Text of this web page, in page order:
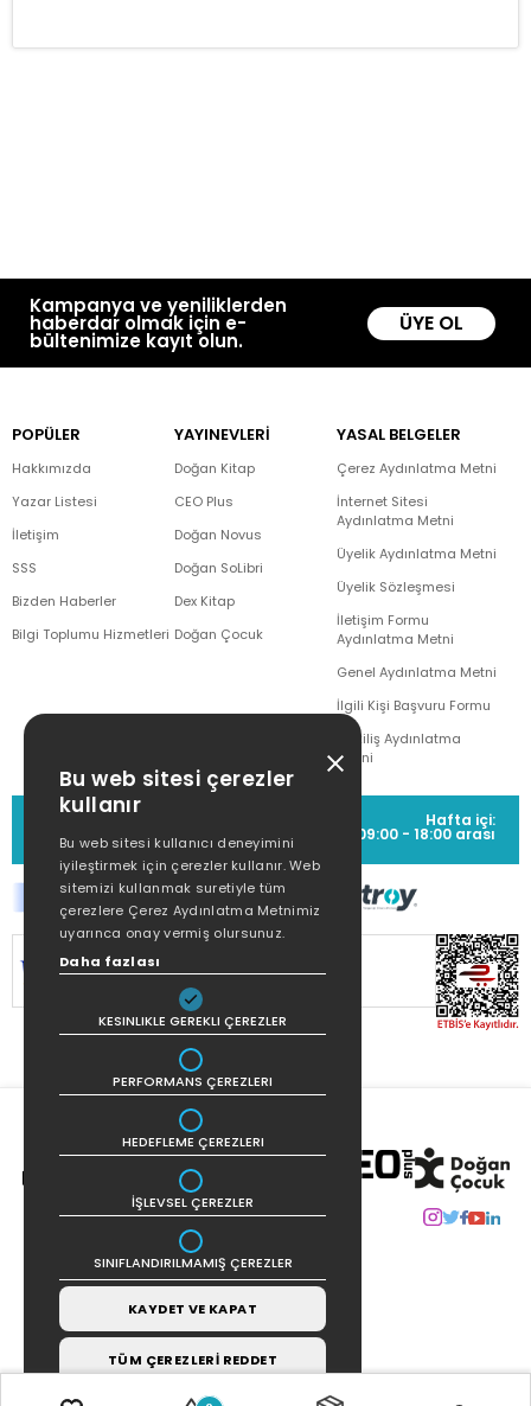
Kampanya ve yeniliklerden
haberdar olmak için e-
bültenimize kayıt olun.
ÜYE OL
POPÜLER
Hakkımızda
Yazar Listesi
İletişim
SSS
Bizden Haberler
Bilgi Toplumu Hizmetleri
YAYINEVLERİ
Doğan Kitap
CEO Plus
Doğan Novus
Doğan SoLibri
Dex Kitap
Doğan Çocuk
YASAL BELGELER
Çerez Aydınlatma Metni
İnternet Sitesi
Aydınlatma Metni
Üyelik Aydınlatma Metni
Üyelik Sözleşmesi
İletişim Formu
Aydınlatma Metni
Genel Aydınlatma Metni
İlgili Kişi Başvuru Formu
Çekiliş Aydınlatma
Metni
MÜŞTERİ HİZMETLERİ
(0212) 373 77 00
Hafta içi:
09:00 - 18:00 arası
SİTEMİZ
KORUNMAKTADIR.
Bu web sitesi çerezler
kullanır
Bu web sitesi kullanıcı deneyimini
iyileştirmek için çerezler kullanır. Web
sitemizi kullanmak suretiyle tüm
çerezlere Çerez Aydınlatma Metnimiz
uyarınca onay vermiş olursunuz.
Daha fazlası
KESINLIKLE GEREKLI ÇEREZLER
PERFORMANS ÇEREZLERI
HEDEFLEME ÇEREZLERI
İŞLEVSEL ÇEREZLER
SINIFLANDIRILMAMIŞ ÇEREZLER
KAYDET VE KAPAT
TÜM ÇEREZLERİ REDDET